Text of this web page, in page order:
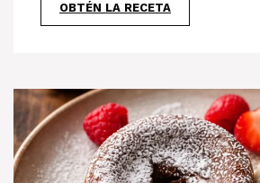
OBTÉN LA RECETA